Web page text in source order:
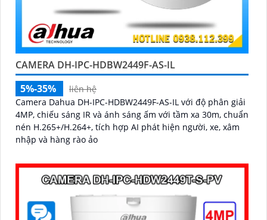
CAMERA DH-IPC-HDBW2449F-AS-IL
5%-35%
liên hệ
Camera Dahua DH-IPC-HDBW2449F-AS-IL với độ phân giải
4MP, chiếu sáng IR và ánh sáng ấm với tầm xa 30m, chuẩn
nén H.265+/H.264+, tích hợp AI phát hiện người, xe, xâm
nhập và hàng rào ảo